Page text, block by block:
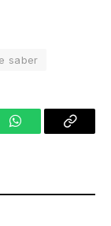
saber
WhatsAppCopy